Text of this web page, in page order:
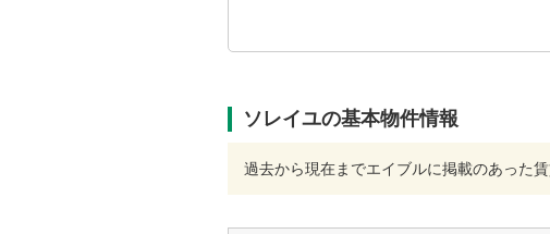
ソレイユの基本物件情報
過去から現在までエイブルに掲載のあった